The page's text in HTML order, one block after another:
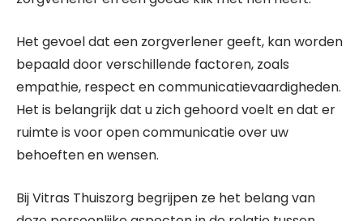
Het gevoel dat een zorgverlener geeft, kan worden
bepaald door verschillende factoren, zoals
empathie, respect en communicatievaardigheden.
Het is belangrijk dat u zich gehoord voelt en dat er
ruimte is voor open communicatie over uw
behoeften en wensen.
Bij Vitras Thuiszorg begrijpen ze het belang van